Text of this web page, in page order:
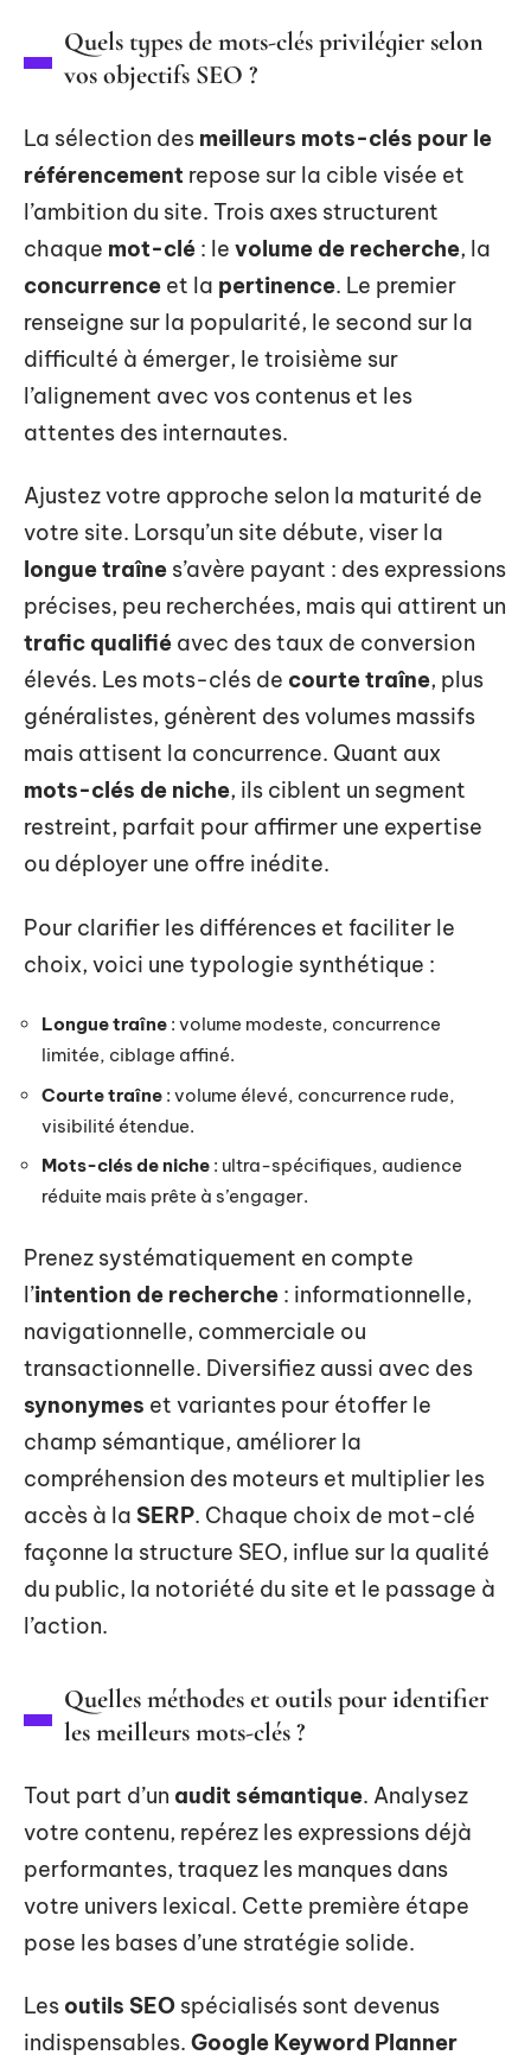
Quels types de mots-clés privilégier selon
vos objectifs SEO ?
La sélection des meilleurs mots-clés pour le
référencement repose sur la cible visée et
l’ambition du site. Trois axes structurent
chaque mot-clé : le volume de recherche, la
concurrence et la pertinence. Le premier
renseigne sur la popularité, le second sur la
difficulté à émerger, le troisième sur
l’alignement avec vos contenus et les
attentes des internautes.
Ajustez votre approche selon la maturité de
votre site. Lorsqu’un site débute, viser la
longue traîne s’avère payant : des expressions
précises, peu recherchées, mais qui attirent un
trafic qualifié avec des taux de conversion
élevés. Les mots-clés de courte traîne, plus
généralistes, génèrent des volumes massifs
mais attisent la concurrence. Quant aux
mots-clés de niche, ils ciblent un segment
restreint, parfait pour affirmer une expertise
ou déployer une offre inédite.
Pour clarifier les différences et faciliter le
choix, voici une typologie synthétique :
Longue traîne : volume modeste, concurrence
limitée, ciblage affiné.
Courte traîne : volume élevé, concurrence rude,
visibilité étendue.
Mots-clés de niche : ultra-spécifiques, audience
réduite mais prête à s’engager.
Prenez systématiquement en compte
l’intention de recherche : informationnelle,
navigationnelle, commerciale ou
transactionnelle. Diversifiez aussi avec des
synonymes et variantes pour étoffer le
champ sémantique, améliorer la
compréhension des moteurs et multiplier les
accès à la SERP. Chaque choix de mot-clé
façonne la structure SEO, influe sur la qualité
du public, la notoriété du site et le passage à
l’action.
Quelles méthodes et outils pour identifier
les meilleurs mots-clés ?
Tout part d’un audit sémantique. Analysez
votre contenu, repérez les expressions déjà
performantes, traquez les manques dans
votre univers lexical. Cette première étape
pose les bases d’une stratégie solide.
Les outils SEO spécialisés sont devenus
indispensables. Google Keyword Planner